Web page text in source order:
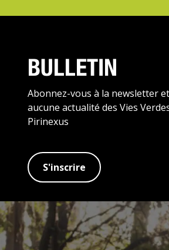
BULLETIN
Abonnez-vous à la newsletter
aucune actualité des Vies
Pirinexus
S'inscrire